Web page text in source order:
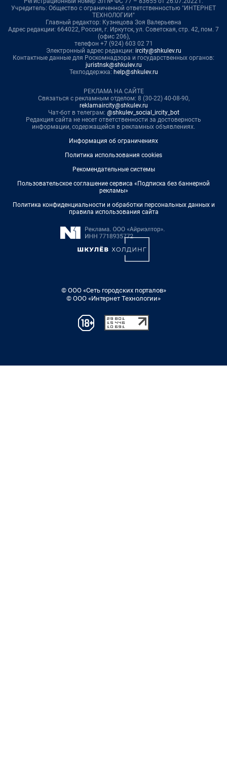
Учредитель: Общество с ограниченной ответственностью "ИНТЕРНЕТ
ТЕХНОЛОГИИ"
Главный редактор: Кузнецова Зоя Валерьевна
Адрес редакции: 664022, Россия, г. Иркутск, ул. Советская, стр. 42, пом. 7
(офис 206),
телефон +7 (924) 603 02 71
Электронный адрес редакции: ircity@shkulev.ru
Контактные данные для Роскомнадзора и государственных органов:
juristnsk@shkulev.ru
Техподдержка: help@shkulev.ru
РЕКЛАМА НА САЙТЕ
Связаться с рекламным отделом: 8 (30-22) 40-08-90,
reklamaircity@shkulev.ru
Чат-бот в телеграм: @shkulev_social_ircity_bot
Редакция сайта не несет ответственности за достоверность
информации, содержащейся в рекламных объявлениях.
Информация об ограничениях
Политика использования cookies
Рекомендательные системы
Пользовательское соглашение сервиса «Подписка без баннерной
рекламы»
Политика конфиденциальности и обработки персональных данных и
правила использования сайта
© ООО «Сеть городских порталов»
© ООО «Интернет Технологии»